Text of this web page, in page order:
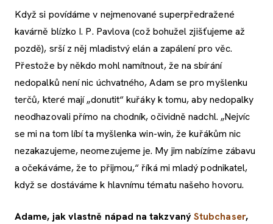
Když si povídáme v nejmenované superpředražené
kavárně blízko I. P. Pavlova (což bohužel zjišťujeme až
pozdě), srší z něj mladistvý elán a zapálení pro věc.
Přestože by někdo mohl namítnout, že na sbírání
nedopalků není nic úchvatného, Adam se pro myšlenku
terčů, které mají „donutit“ kuřáky k tomu, aby nedopalky
neodhazovali přímo na chodník, očividně nadchl. „Nejvíc
se mi na tom líbí ta myšlenka win-win, že kuřákům nic
nezakazujeme, neomezujeme je. My jim nabízíme zábavu
a očekáváme, že to přijmou,“ říká mi mladý podnikatel,
když se dostáváme k hlavnímu tématu našeho hovoru.
Adame, jak vlastně nápad na takzvanýStubchaser,